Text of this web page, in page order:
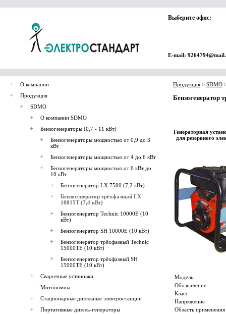
Выберите офис:
E-mail:
О компании
Продукция
SDMO
О компании SDMO
Бензогенераторы (0,7 - 11 кВт)
Бензогенераторы мощностью от 0,9 до 3
кВт
Бензогенераторы мощностью от 4 до 6 кВт
Бензогенераторы мощностью от 6 кВт до
10 кВт
Бензогенератор LX 7500 (7,2 кВт)
Бензогенератор трёхфазный LX
10015T (7,4 кВт)
Бензогенератор Technic 10000E (10
кВт)
Бензогенератор SH 10000E (10 кВт)
Бензогенератор трёхфазный Technic
15000TE (10 кВт)
Бензогенератор трёхфазный SH
15000TE (10 кВт)
Сварочные установки
Мотопомпы
Стационарные дизельные электростанции
Портативные дизель-генераторы
Продукция > SDMO
Бензогенератор
Генераторная
для резервного
Модель
Обозначение
Класс
Напряжение
Область применения